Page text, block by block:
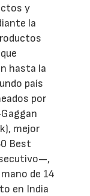
y
la
hasta la
país
por
mejor
Best
de 14
en India